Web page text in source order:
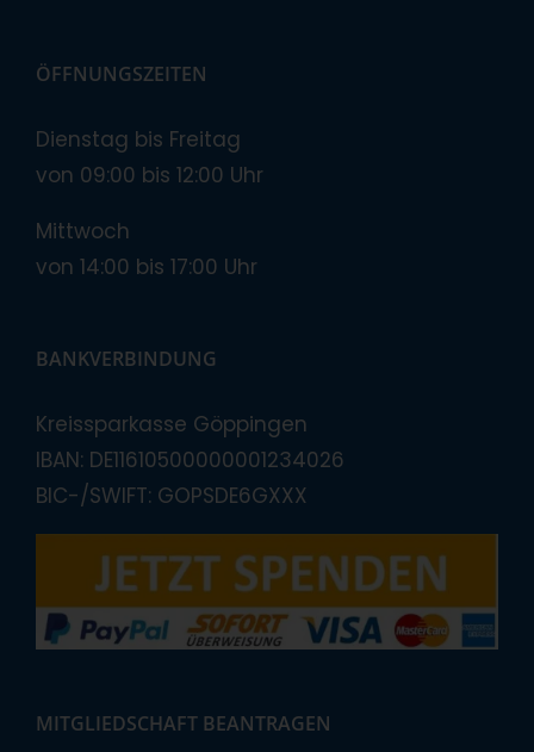
ÖFFNUNGSZEITEN
Dienstag bis Freitag
von 09:00 bis 12:00 Uhr
Mittwoch
von 14:00 bis 17:00 Uhr
BANKVERBINDUNG
Kreissparkasse Göppingen
IBAN: DE11610500000001234026
BIC-/SWIFT: GOPSDE6GXXX
MITGLIEDSCHAFT BEANTRAGEN